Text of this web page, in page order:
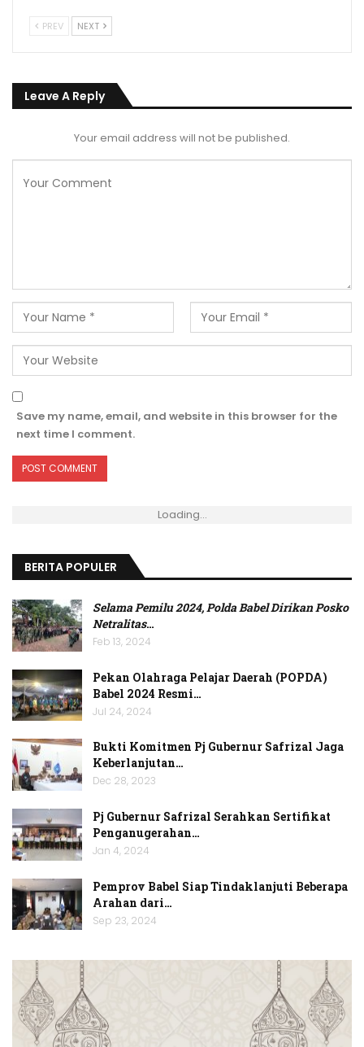
PREV NEXT
Leave A Reply
Your email address will not be published.
Save my name, email, and website in this browser for the
next time I comment.
Loading...
BERITA POPULER
Selama Pemilu 2024, Polda Babel Dirikan Posko
Netralitas…
Feb 13, 2024
Pekan Olahraga Pelajar Daerah (POPDA)
Babel 2024 Resmi…
Jul 24, 2024
Bukti Komitmen Pj Gubernur Safrizal Jaga
Keberlanjutan…
Dec 28, 2023
Pj Gubernur Safrizal Serahkan Sertifikat
Penganugerahan…
Jan 4, 2024
Pemprov Babel Siap Tindaklanjuti Beberapa
Arahan dari…
Sep 23, 2024